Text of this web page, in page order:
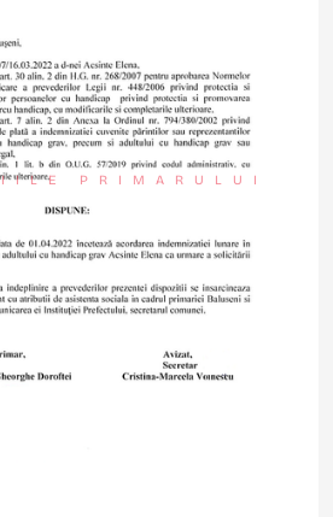
PRIMARULUI